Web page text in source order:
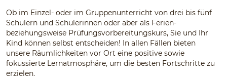
Ob im Einzel- oder im Gruppenunterricht von drei bis fünf
Schülern und Schülerinnen oder aber als Ferien-
beziehungsweise Prüfungsvorbereitungskurs, Sie und Ihr
Kind können selbst entscheiden! In allen Fällen bieten
unsere Räumlichkeiten vor Ort eine positive sowie
fokussierte Lernatmosphäre, um die besten Fortschritte zu
erzielen.